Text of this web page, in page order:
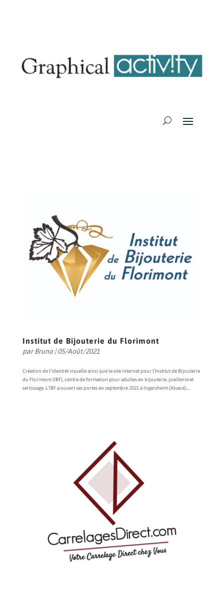
Institut de Bijouterie du Florimont
parBruno|05/Août/2021
Création de l’identité visuelle ainsi que le site internet pour l’Institut de Bijouterie
du Florimont (IBF), centre de formation pour adultes en bijouterie, joaillerie et
sertissage. L’IBF a ouvert ses portes en septembre 2021 à Ingersheim (Alsace),...